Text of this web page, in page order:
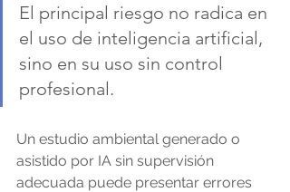
El principal riesgo no radica en
el uso de inteligencia artificial,
sino en su uso sin control
profesional.
Un estudio ambiental generado o
asistido por IA sin supervisión
adecuada puede presentar errores